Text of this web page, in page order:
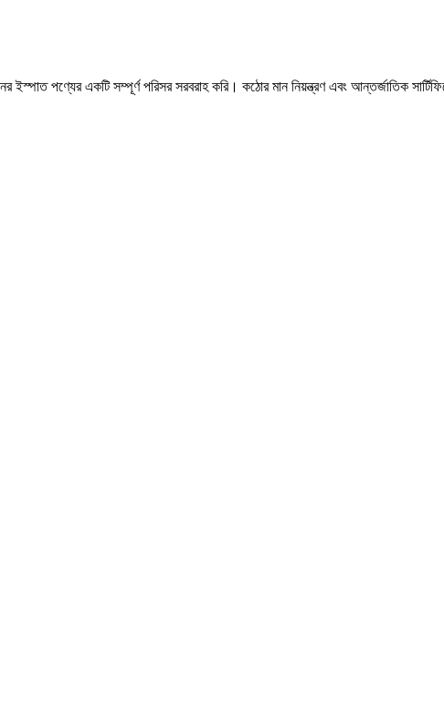
ইস্পাত পণ্যের একটি সম্পূর্ণ পরিসর সরবরাহ করি। কঠোর মান নিয়ন্ত্রণ এবং আন্তর্জাতিক